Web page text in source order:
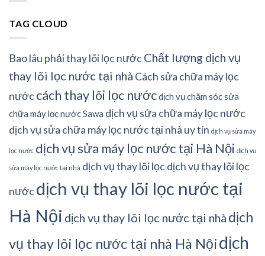
TAG CLOUD
Bao lâu phải thay lõi lọc nước Chất lượng dịch vụ
thay lõi lọc nước tại nhà Cách sửa chữa máy lọc
nước cách thay lõi lọc nướcdịch vụ chăm sóc sửa
chữa máy lọc nước Sawa dịch vụ sửa chữa máy lọc nước
dịch vụ sửa chữa máy lọc nước tại nhà uy tín dịch vụ sửa máy
lọc nước dịch vụ sửa máy lọc nước tại Hà Nội dịch vụ
sửa máy lọc nước tại nhà dịch vụ thay lõi lọc dịch vụ thay lõi lọc
nước dịch vụ thay lõi lọc nước tại
Hà Nội dịch vụ thay lõi lọc nước tại nhà dịch
vụ thay lõi lọc nước tại nhà Hà Nộidịch